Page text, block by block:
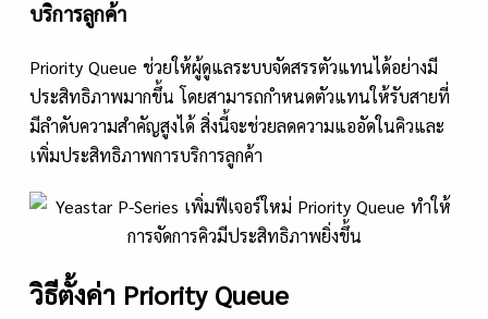
บริการลูกค้า
Priority Queue ช่วยให้ผู้ดูแลระบบจัดสรรตัวแทนได้อย่างมี
ประสิทธิภาพมากขึ้น โดยสามารถกำหนดตัวแทนให้รับสายที่
มีลำดับความสำคัญสูงได้ สิ่งนี้จะช่วยลดความแออัดในคิวและ
เพิ่มประสิทธิภาพการบริการลูกค้า
วิธีตั้งค่า Priority Queue